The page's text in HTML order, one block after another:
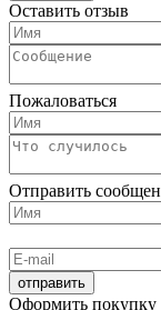
Оставить отзыв
Пожаловаться
Отправить
Оформить покупку